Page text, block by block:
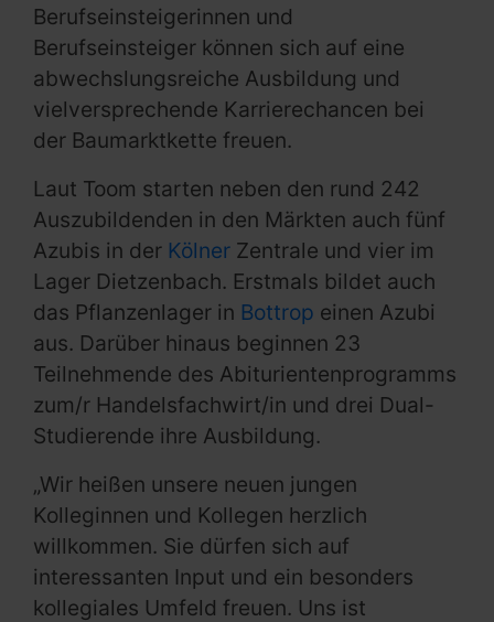
Berufseinsteigerinnen und
Berufseinsteiger können sich auf eine
abwechslungsreiche Ausbildung und
vielversprechende Karrierechancen bei
der Baumarktkette freuen.
Laut Toom starten neben den rund 242
Auszubildenden in den Märkten auch fünf
Azubis in der Kölner Zentrale und vier im
Lager Dietzenbach. Erstmals bildet auch
das Pflanzenlager in Bottrop einen Azubi
aus. Darüber hinaus beginnen 23
Teilnehmende des Abiturientenprogramms
zum/r Handelsfachwirt/in und drei Dual-
Studierende ihre Ausbildung.
„Wir heißen unsere neuen jungen
Kolleginnen und Kollegen herzlich
willkommen. Sie dürfen sich auf
interessanten Input und ein besonders
kollegiales Umfeld freuen. Uns ist